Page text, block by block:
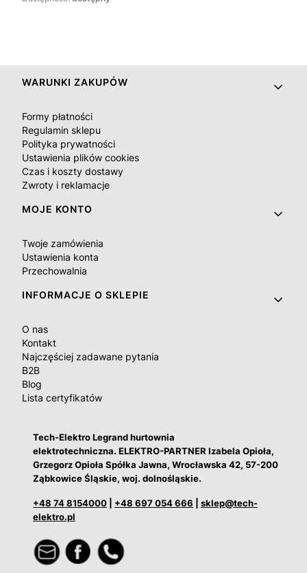
Linki w stopce
WARUNKI ZAKUPÓW
Formy płatności
Regulamin sklepu
Polityka prywatności
Ustawienia plików cookies
Czas i koszty dostawy
Zwroty i reklamacje
MOJE KONTO
Twoje zamówienia
Ustawienia konta
Przechowalnia
INFORMACJE O SKLEPIE
O nas
Kontakt
Najczęściej zadawane pytania
B2B
Blog
Lista certyfikatów
Tech-Elektro Legrand hurtownia
elektrotechniczna. ELEKTRO-PARTNER Izabela Opioła,
Grzegorz Opioła Spółka Jawna, Wrocławska 42, 57-200
Ząbkowice Śląskie, woj. dolnośląskie.
+48 74 8154000 +48 697 054 666
sklep@tech-
elektro.pl